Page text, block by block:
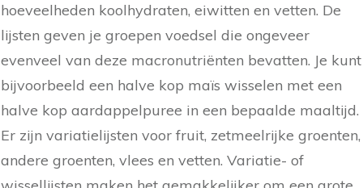
hoeveelheden koolhydraten, eiwitten en vetten. De
lijsten geven je groepen voedsel die ongeveer
evenveel van deze macronutriënten bevatten. Je kunt
bijvoorbeeld een halve kop maïs wisselen met een
halve kop aardappelpuree in een bepaalde maaltijd.
Er zijn variatielijsten voor fruit, zetmeelrijke groenten,
andere groenten, vlees en vetten. Variatie- of